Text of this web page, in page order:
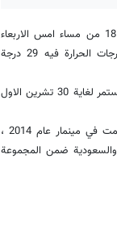
ان اول حصة تمرينية لمنتخب شباب ايران اقيمت في الساعة 18.45 من مساء امس الاربعاء
حسب التوقيت المحلي على ملعب منظمة الرياضة والشباب البحرينية في اجواء بلغت درجات الحرارة فيه 29 درجة
وتنطلق في البحرين اليوم الخميس نهائيات بطولة شباب آسيا لكرة القدم تحت 19 عاما ، وتستمر لغاية 30 تشرين الاول
ويخوض المنتخب الايراني اولى مبارياته امام قطر حاملة اللقب في الدورة السابقة التي اقيمت في مينمار عام 2014 ،
والسعودية ضمن المجموعة